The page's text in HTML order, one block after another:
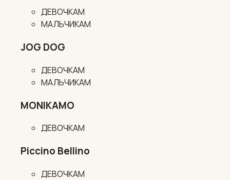
ДЕВОЧКАМ
МАЛЬЧИКАМ
JOG DOG
ДЕВОЧКАМ
МАЛЬЧИКАМ
MONIKAMO
ДЕВОЧКАМ
Piccino Bellino
ДЕВОЧКАМ